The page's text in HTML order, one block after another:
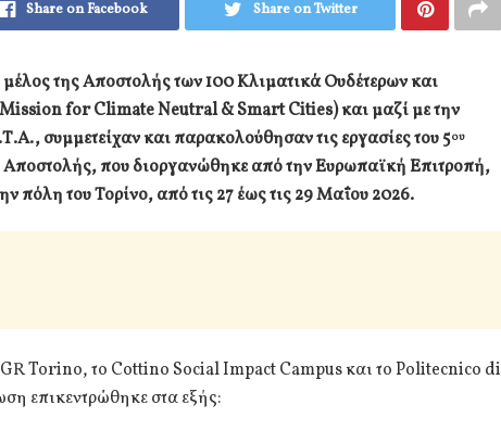
Share on Facebook Share on Twitter
της Αποστολής των 100 Κλιματικά Ουδέτερων και
for Climate Neutral & Smart Cities) και μαζί με την
συμμετείχαν και παρακολούθησαν τις εργασίες του 5ου
Αποστολής, που διοργανώθηκε από την Ευρωπαϊκή Επιτροπή,
πόλη του Τορίνο, από τις 27 έως τις 29 Μαΐου 2026.
Torino, το Cottino Social Impact Campus και το Politecnico di
επικεντρώθηκε στα εξής: